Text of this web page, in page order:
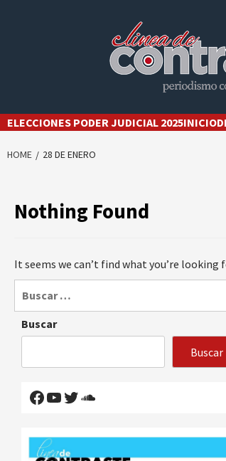
ELECCIONES PODER JUDICIAL 2025INICIO
HOME 28 DE ENERO
Nothing Found
It seems we can’t find what you’re looking
Buscar
Buscar
Facebook
YouTube
Twitter
SoundCloud